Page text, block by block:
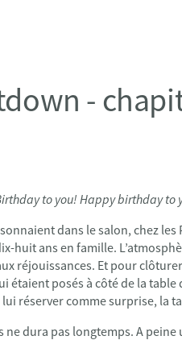
-
to you! Happy birthday to
dans le salon, chez
huit ans en famille.
réjouissances. Et pour
étaient posés à côté de la table
réserver comme surprise, la
ne dura pas longtemps. A